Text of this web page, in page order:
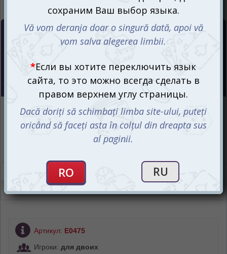
Цена :
80mdl
Интернет-магазин
Есть в наличии
Отзывы (0)
Артикул: E0475
Игроки: для двоих